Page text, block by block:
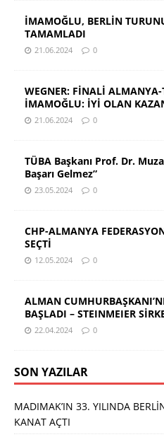
İMAMOĞLU, BERLİN
TAMAMLADI
21.06.2024 0
WEGNER: FİNALİ
İMAMOĞLU: İYİ OLAN
21.06.2024 0
TÜBA Başkanı Prof. Dr.
Başarı Gelmez”
23.05.2024 0
CHP-ALMANYA
SEÇTİ
12.05.2024 0
ALMAN
BAŞLADI – STEINMEIER
22.04.2024 0
SON YAZILAR
MADIMAK’IN 33. YILINDA
KANAT AÇTI